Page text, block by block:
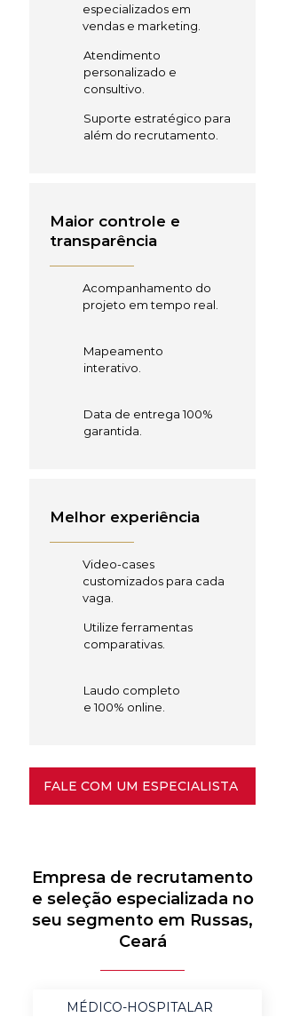
especializados em
vendas e marketing.
Atendimento
personalizado e
consultivo.
Suporte estratégico para
além do recrutamento.
Maior controle e
transparência
Acompanhamento do
projeto em tempo real.
Mapeamento
interativo.
Data de entrega 100%
garantida.
Melhor experiência
Video-cases
customizados para cada
vaga.
Utilize ferramentas
comparativas.
Laudo completo
e 100% online.
FALE COM UM ESPECIALISTA
Empresa de recrutamento
e seleção especializada no
seu segmento em Russas,
Ceará
MÉDICO-HOSPITALAR